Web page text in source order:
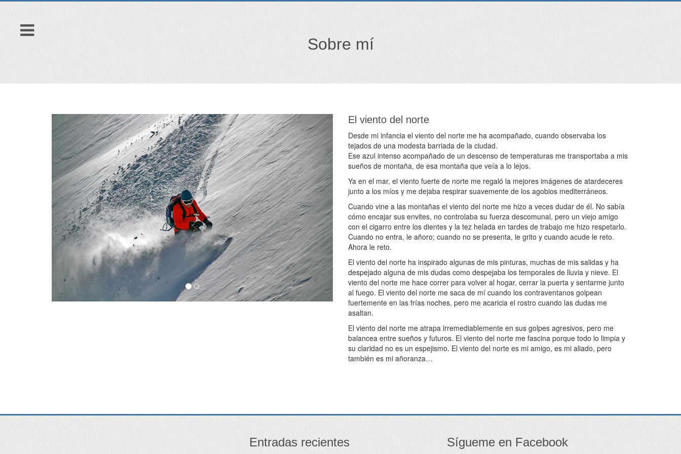
Sobre mí
El viento del norte
Desde mi infancia el viento del norte me ha acompañado, cuando observaba los
tejados de una modesta barriada de la ciudad.
Ese azul intenso acompañado de un descenso de temperaturas me transportaba a mis
sueños de montaña, de esa montaña que veía a lo lejos.
Ya en el mar, el viento fuerte de norte me regaló la mejores imágenes de atardeceres
junto a los míos y me dejaba respirar suavemente de los agobios mediterráneos.
Cuando vine a las montañas el viento del norte me hizo a veces dudar de él. No sabía
cómo encajar sus envites, no controlaba su fuerza descomunal, pero un viejo amigo
con el cigarro entre los dientes y la tez helada en tardes de trabajo me hizo respetarlo.
Cuando no entra, le añoro; cuando no se presenta, le grito y cuando acude le reto.
Ahora le reto.
El viento del norte ha inspirado algunas de mis pinturas, muchas de mis salidas y ha
despejado alguna de mis dudas como despejaba los temporales de lluvia y nieve. El
viento del norte me hace correr para volver al hogar, cerrar la puerta y sentarme junto
al fuego. El viento del norte me saca de mí cuando los contraventanos golpean
fuertemente en las frías noches, pero me acaricia el rostro cuando las dudas me
asaltan.
El viento del norte me atrapa irremediablemente en sus golpes agresivos, pero me
balancea entre sueños y futuros. El viento del norte me fascina porque todo lo limpia y
su claridad no es un espejismo. El viento del norte es mi amigo, es mi aliado, pero
también es mi añoranza…
Entradas recientes Sígueme en Facebook